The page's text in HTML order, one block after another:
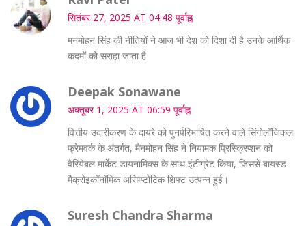
सितंबर 27, 2025 AT 04:48 पूर्वाह्न
मनमोहन सिंह की नीतियों ने आज भी देश को दिशा दी है उनके आर्थिक
कदमों को सराहा जाता है
Deepak Sonawane
अक्तूबर 1, 2025 AT 06:59 पूर्वाह्न
वित्तीय उदारीकरण के दायरे को पुनर्परिभाषित करने वाले सिंगोलॉजिकल
फ्रेमवर्क के अंतर्गत, मैनमोहन सिंह ने नियामक प्रिस्क्रिप्शन को
वैरियेबल मार्केट डायनामिक्स के साथ इंटीग्रेट किया, जिससे बायस्ड
मैक्रोइकॉनॉमिक असिम्प्टोटिक शिफ्ट उत्पन्न हुई।
Suresh Chandra Sharma